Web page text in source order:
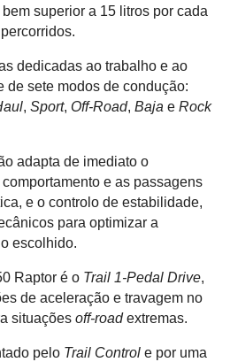
superior a 15 litros por cada
dedicadas ao trabalho e ao
de sete modos de condução:
, Sport, Off-Road, Baja e Rock
adapta de imediato o
e as passagens
e o controlo de estabilidade,
para optimizar a
escolhido.
Raptor é o Trail 1-Pedal Drive,
de aceleração e travagem no
situações off-roadextremas.
pelo Trail Controle por uma